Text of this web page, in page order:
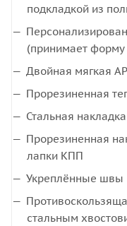
подкладкой из
(принимает форму
Двойная мягкая
Прорезиненная
Стальная
Прорезиненная
лапки КПП
Укреплённые швы
стальным